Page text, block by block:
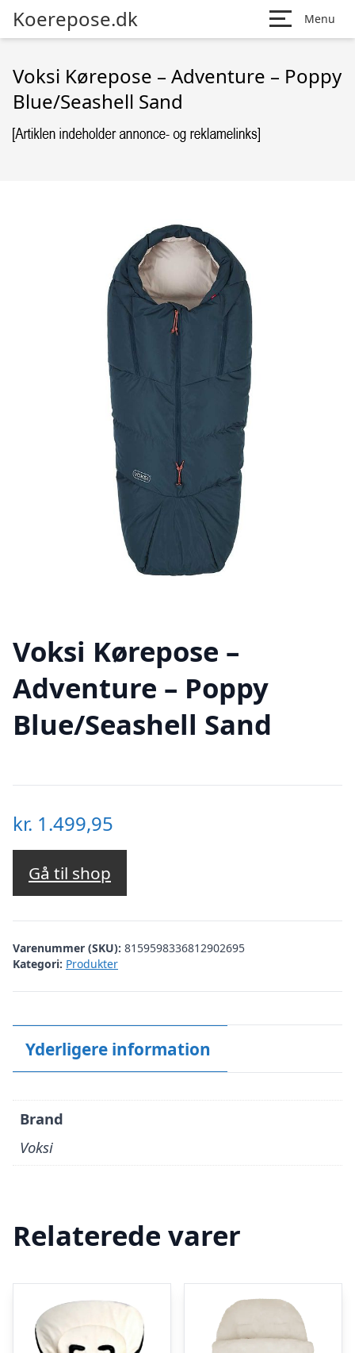
Koerepose.dk Menu
Voksi Kørepose – Adventure – Poppy
Blue/Seashell Sand
Voksi Kørepose –
Adventure – Poppy
Blue/Seashell Sand
kr. 1.499,95
Gå til shop
Varenummer (SKU): 8159598336812902695
Kategori: Produkter
Yderligere information
Brand
Voksi
Relaterede varer